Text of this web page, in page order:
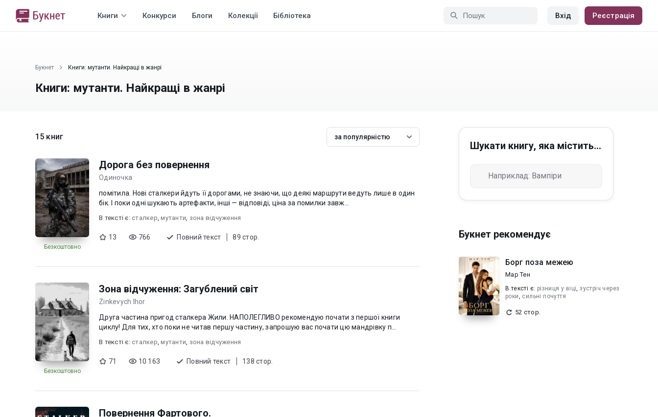
Книги Конкурси Блоги Колекції Бібліотека Вхід Реєстрація
Букнет Книги: мутанти. Найкращі в жанрі
Книги: мутанти. Найкращі в жанрі
15 книг за популярністю
Безкоштовно
Дорога без повернення
Одиночка
помітила. Нові сталкери йдуть її дорогами, не знаючи, що деякі маршрути ведуть лише в один
бік. І поки одні шукають артефакти, інші — відповіді, ціна за помилки завж...
В текcті є: сталкер,мутанти, зона відчуження
13 766 Повний текст 89 стор.
Безкоштовно
Зона відчуження: Загублений світ
Zinkevych Ihor
Друга частина пригод сталкера Жили. НАПОЛЕГЛИВО рекомендую почати з першої книги
циклу! Для тих, хто поки не читав першу частину, запрошую вас почати цю мандрівку п...
В текcті є: сталкер,мутанти, зона відчуження
71 10 163 Повний текст 138 стор.
Повернення Фартового.
Шукати книгу, яка містить...
Букнет рекомендує
Борг поза межею
Мар Тен
В текcті є: різниця у віці,зустріч через
роки, сильні почуття
52 стор.